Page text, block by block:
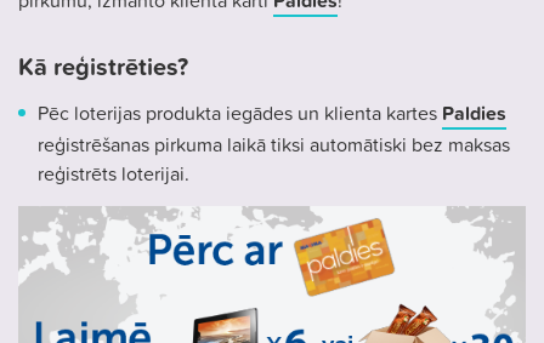
Kā reģistrēties?
Pēc loterijas produkta iegādes un klienta kartes Paldies
reģistrēšanas pirkuma laikā tiksi automātiski bez maksas
reģistrēts loterijai.